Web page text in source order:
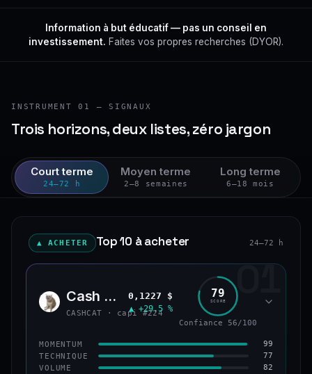
Information à but éducatif — pas un conseil en
investissement. Faites vos propres recherches (DYOR).
INSTRUMENT 01 — SIGNAUX
Trois horizons, deux listes, zéro jargon
Court terme
24–72 h
Moyen terme
2–8 semaines
Long terme
6–18 mois
▲ ACHETER Top 10 à acheter 24–72 h
01
CASH Cash Cat
CASHCAT · capi #224
0,1227 $
▲ +29,5 %
79
SCORE
Confiance 56/100
MOMENTUM 99
TECHNIQUE 77
VOLUME 82